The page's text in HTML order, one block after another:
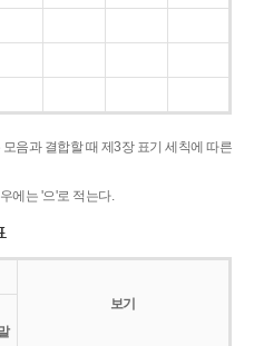
모음과 결합할 때 제3장 표기 세칙에 따른
에는 '으'로 적는다.
보기